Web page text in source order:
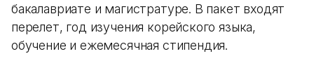
бакалавриате и магистратуре. В пакет входят
перелет, год изучения корейского языка,
обучение и ежемесячная стипендия.